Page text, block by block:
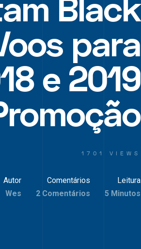
Black
para
e 2019
1701 VIEWS
Autor
Wes
Comentários
2 Comentários
Leitura
5 Minutos